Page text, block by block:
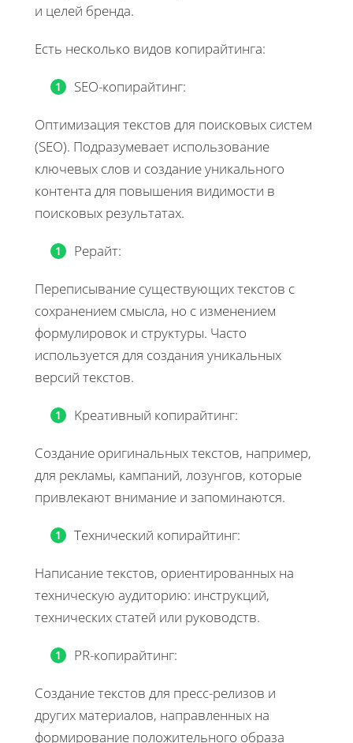
и целей бренда.
Есть несколько видов копирайтинга:
SEO-копирайтинг:
Оптимизация текстов для поисковых систем
(SEO). Подразумевает использование
ключевых слов и создание уникального
контента для повышения видимости в
поисковых результатах.
Рерайт:
Переписывание существующих текстов с
сохранением смысла, но с изменением
формулировок и структуры. Часто
используется для создания уникальных
версий текстов.
Kреативный копирайтинг:
Создание оригинальных текстов, например,
для рекламы, кампаний, лозунгов, которые
привлекают внимание и запоминаются.
Технический копирайтинг:
Написание текстов, ориентированных на
техническую аудиторию: инструкций,
технических статей или руководств.
PR-копирайтинг:
Создание текстов для пресс-релизов и
других материалов, направленных на
формирование положительного образа